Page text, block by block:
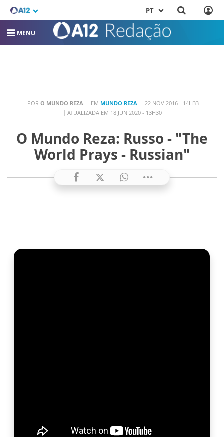
PT
MENU
POR O MUNDO REZA EM MUNDO REZA
22 NOV 2016 - 14H33
ATUALIZADA EM 18 JUN 2020 - 13H30
O Mundo Reza: Russo - "The
World Prays - Russian"